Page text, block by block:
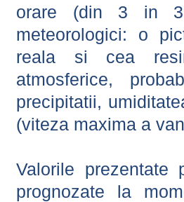
orare (din 3 in 3
meteorologici: o
reala si cea
atmosferice,
precipitatii,
(viteza maxima a
Valorile prezentate
prognozate la